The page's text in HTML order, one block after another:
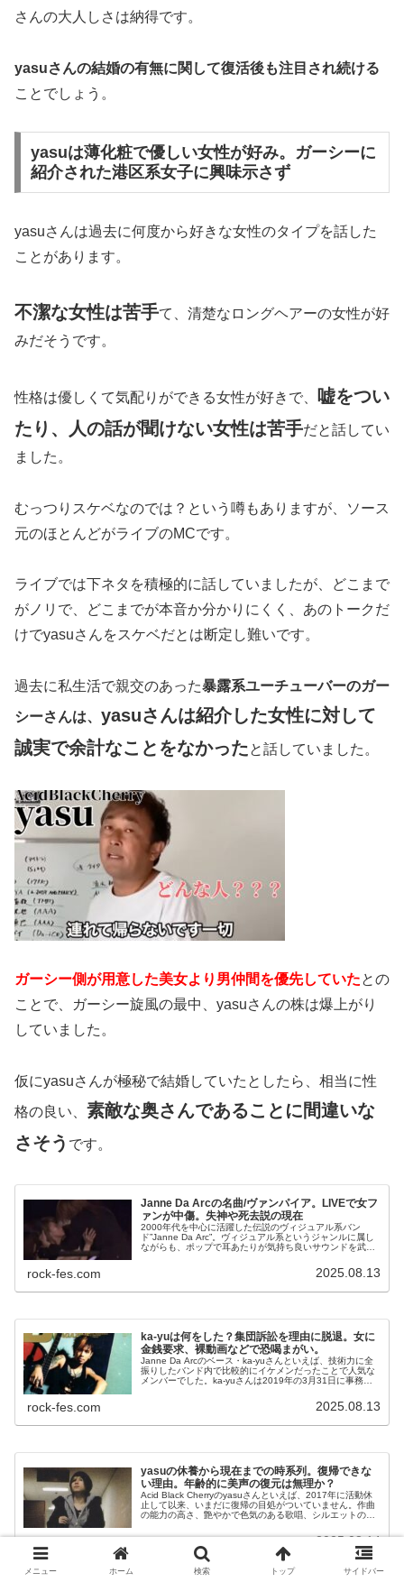
さんの大人しさは納得です。
yasuさんの結婚の有無に関して復活後も注目され続ける
ことでしょう。
yasuは薄化粧で優しい女性が好み。ガーシーに
紹介された港区系女子に興味示さず
yasuさんは過去に何度から好きな女性のタイプを話した
ことがあります。
不潔な女性は苦手て、清楚なロングヘアーの女性が好
みだそうです。
性格は優しくて気配りができる女性が好きで、
嘘をつい
たり、人の話が聞けない女性は苦手だと話してい
ました。
むっつりスケベなのでは？という噂もありますが、ソース
元のほとんどがライブのMCです。
ライブでは下ネタを積極的に話していましたが、どこまで
がノリで、どこまでが本音か分かりにくく、あのトークだ
けでyasuさんをスケベだとは断定し難いです。
過去に私生活で親交のあった暴露系ユーチューバーのガー
シーさんは、 yasuさんは紹介した女性に対して
誠実で余計なことをなかったと話していました。
ガーシー側が用意した美女より男仲間を優先していたとの
ことで、ガーシー旋風の最中、yasuさんの株は爆上がり
していました。
仮にyasuさんが極秘で結婚していたとしたら、相当に性
格の良い、 素敵な奥さんであることに間違いな
さそう です。
Janne Da Arcの名曲/ヴァンパイア。LIVEで女フ
ァンが中傷。失神や死去説の現在
2000年代を中心に活躍した伝説のヴィジュアル系バン
ド”Janne Da Arc”。ヴィジュアル系というジャンルに属し
ながらも、ポップで耳あたりが気持ち良いサウンドを武器
rock-fes.com 2025.08.13
ka-yuは何をした？集団訴訟を理由に脱退。女に
金銭要求、裸動画などで恐喝まがい。
Janne Da Arcのベース・ka-yuさんといえば、技術力に全
振りしたバンド内で比較的にイケメンだったことで人気な
メンバーでした。ka-yuさんは2019年の3月31日に事務所
rock-fes.com 2025.08.13
yasuの休養から現在までの時系列。復帰できな
い理由。年齢的に美声の復元は無理か？
Acid Black Cherryのyasuさんといえば、2017年に活動休
止して以来、いまだに復帰の目処がついていません。作曲
の能力の高さ、艶やかで色気のある歌唱、シルエットの良
想い、ト...
rock-fes.com 2025.08.14
メニュー ホーム 検索 トップ サイドバー